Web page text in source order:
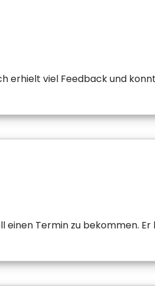
erhielt viel Feedback und
Termin zu bekommen. Er